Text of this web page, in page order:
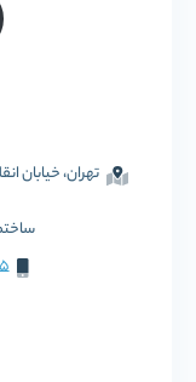
تهران، خیابان